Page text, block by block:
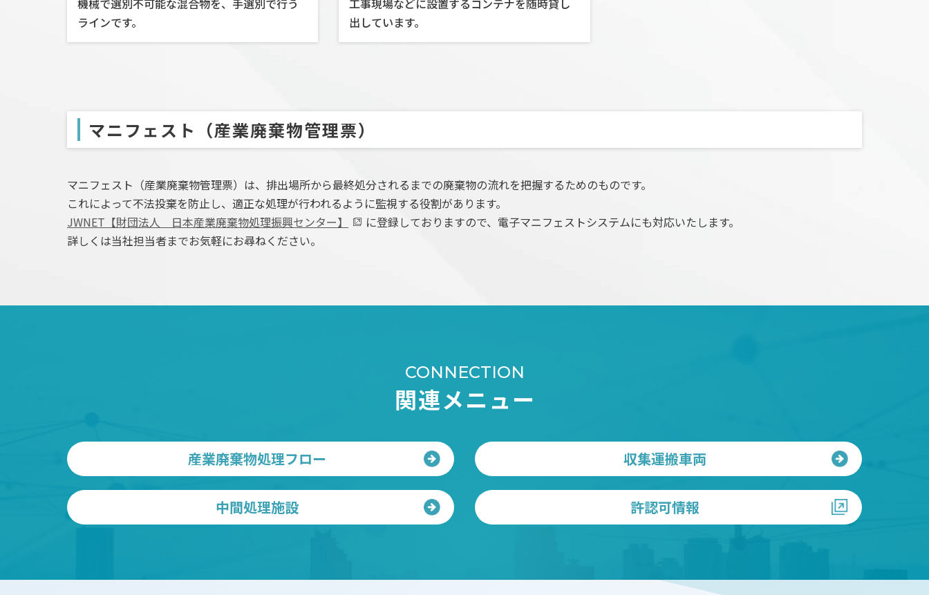
ラインです。
出しています。
マニフェスト （産業廃棄物管理票）
マニフェスト（産業廃棄物管理票）は、排出場所から最終処分されるまでの廃棄物の流れを把握するためのものです。
これによって不法投棄を防止し、適正な処理が行われるように監視する役割があります。
JWNET【財団法人 日本産業廃棄物処理振興センター】
に登録しておりますので、電子マニフェストシステムにも対応いたします。
詳しくは当社担当者までお気軽にお尋ねください。
CONNECTION
関連メニュー
産業廃棄物処理フロー 収集運搬車両
中間処理施設 許認可情報